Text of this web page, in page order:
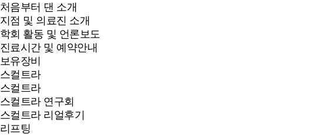
처음부터 댄 소개
지점 및 의료진 소개
학회 활동 및 언론보도
진료시간 및 예약안내
보유장비
스컬트라
스컬트라
스컬트라 연구회
스컬트라 리얼후기
리프팅